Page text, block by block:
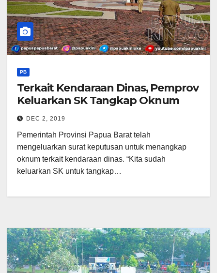
PB
Terkait Kendaraan Dinas, Pemprov
Keluarkan SK Tangkap Oknum
DEC 2, 2019
Pemerintah Provinsi Papua Barat telah
mengeluarkan surat keputusan untuk menangkap
oknum terkait kendaraan dinas. “Kita sudah
keluarkan SK untuk tangkap…